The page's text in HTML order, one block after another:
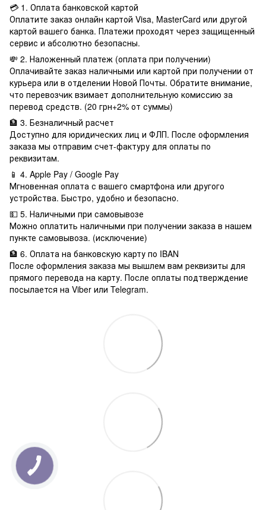
💳 1. Оплата банковской картой
Оплатите заказ онлайн картой Visa, MasterCard или другой
картой вашего банка. Платежи проходят через защищенный
сервис и абсолютно безопасны.
💸 2. Наложенный платеж (оплата при получении)
Оплачивайте заказ наличными или картой при получении от
курьера или в отделении Новой Почты. Обратите внимание,
что перевозчик взимает дополнительную комиссию за
перевод средств. (20 грн+2% от суммы)
🏦 3. Безналичный расчет
Доступно для юридических лиц и ФЛП. После оформления
заказа мы отправим счет-фактуру для оплаты по
реквизитам.
📱 4. Apple Pay / Google Pay
Мгновенная оплата с вашего смартфона или другого
устройства. Быстро, удобно и безопасно.
💵 5. Наличными при самовывозе
Можно оплатить наличными при получении заказа в нашем
пункте самовывоза. (исключение)
🏦 6. Оплата на банковскую карту по IBAN
После оформления заказа мы вышлем вам реквизиты для
прямого перевода на карту. После оплаты подтверждение
посылается на Viber или Telegram.